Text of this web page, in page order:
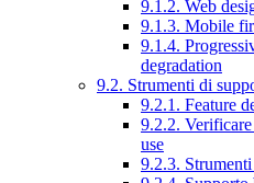
9.1.2. Web
9.1.3. Mobile
9.1.4.
degradation
9.2. Strumenti di
9.2.1. Feature
9.2.2.
use
9.2.3.